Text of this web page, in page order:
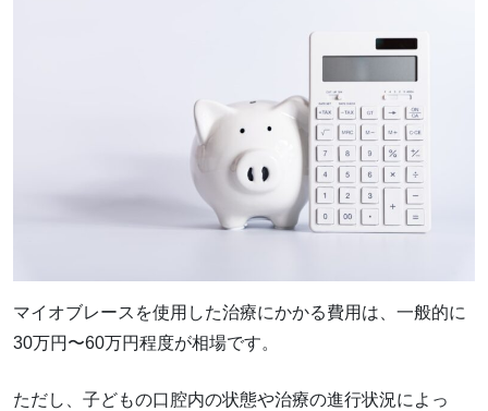
マイオブレースを使用した治療にかかる費用は、一般的に
30万円〜60万円程度が相場です。
ただし、子どもの口腔内の状態や治療の進行状況によっ